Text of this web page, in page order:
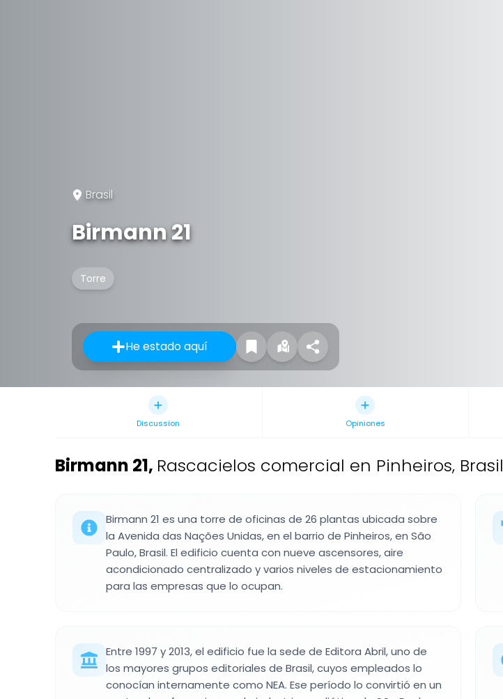
Brasil
Birmann 21
Torre
He estado aquí
Discussion Opiniones
Birmann 21, Rascacielos comercial en Pinheiros, Brasil
Birmann 21 es una torre de oficinas de 26 plantas ubicada sobre
la Avenida das Nações Unidas, en el barrio de Pinheiros, en São
Paulo, Brasil. El edificio cuenta con nueve ascensores, aire
acondicionado centralizado y varios niveles de estacionamiento
para las empresas que lo ocupan.
Entre 1997 y 2013, el edificio fue la sede de Editora Abril, uno de
los mayores grupos editoriales de Brasil, cuyos empleados lo
conocían internamente como NEA. Ese período lo convirtió en un